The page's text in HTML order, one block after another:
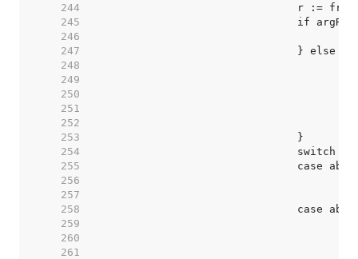
   244
   245
   246
   247
   248
   249
   250
   251
   252
   253
   254
   255
   256
   257
   258
   259
   260
   261